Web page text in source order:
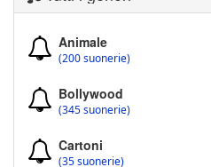
Animale
(200 suonerie)
Bollywood
(345 suonerie)
Cartoni
(35 suonerie)